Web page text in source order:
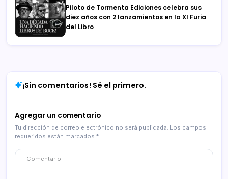
Piloto de Tormenta Ediciones celebra sus
diez años con 2 lanzamientos en la XI Furia
del Libro
¡Sin comentarios! Sé el primero.
Agregar un comentario
Tu dirección de correo electrónico no será publicada. Los campos
requeridos están marcados *